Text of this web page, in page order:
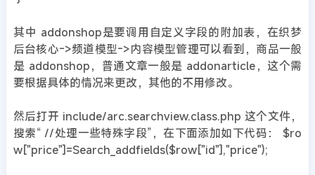
其中 addonshop是要调用自定义字段的附加表，在织梦
后台核心->频道模型->内容模型管理可以看到，商品一般
是 addonshop，普通文章一般是 addonarticle，这个需
要根据具体的情况来更改，其他的不用修改。
然后打开 include/arc.searchview.class.php 这个文件，
搜索“ //处理一些特殊字段”，在下面添加如下代码： $ro
w["price"]=Search_addfields($row["id"],"price");